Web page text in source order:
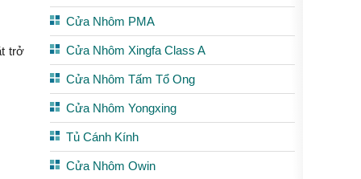
trở
Cửa Nhôm PMA
Cửa Nhôm Xingfa Class A
Cửa Nhôm Tấm Tổ Ong
Cửa Nhôm Yongxing
Tủ Cánh Kính
Cửa Nhôm Owin